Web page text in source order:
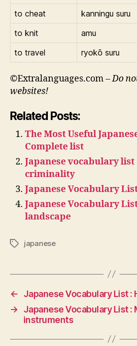
to cheat kanningu suru
to knit
amu
to travel
ryokō suru
©Extralanguages.com –Do
websites!
Related Posts:
The Most Useful
Complete list
Japanese vocabulary list
criminality
Japanese Vocabulary
Japanese Vocabulary
landscape
Tagsjapanese
←
Japanese Vocabulary List :
→
Japanese Vocabulary List :
instruments